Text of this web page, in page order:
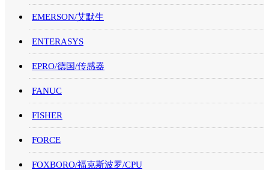
EMERSON/艾默生
ENTERASYS
EPRO/德国/传感器
FANUC
FISHER
FORCE
FOXBORO/福克斯波罗/CPU